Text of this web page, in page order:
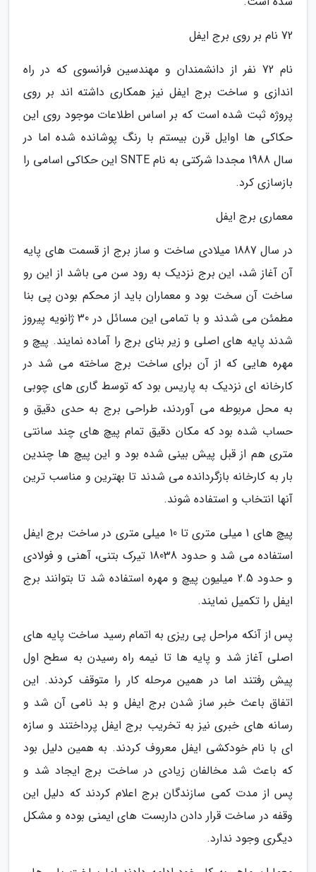
72 نام بر روی برج ایفل
نام 72 نفر از دانشمندان و مهندسین فرانسوی که در راه
اندازی و ساخت برج ایفل نیز همکاری داشته اند بر روی
پروژه ثبت شده است که بر اساس اطلاعات موجود روی این
حکاکی ها اوایل قرن بیستم با رنگ پوشانده شده اما در
سال 1988 مجددا شرکتی به نام SNTE این حکاکی اسامی را
بازسازی کرد.
معماری برج ایفل
در سال 1887 میلادی ساخت و ساز برج از قسمت های پایه
آن آغاز شد، این برج نزدیک به رود سن می باشد از این رو
ساخت آن سخت بود و معماران باید از محکم بودن پی بنا
مطمئن می شدند و با تمامی این مسائل در 30 ژانویه پیروز
شدند پایه های اصلی و زیر بنای برج را آماده نمایند. پیچ و
مهره هایی که از آن برای ساخت برج ساخته می شد در
کارخانه ای نزدیک به پاریس بود که توسط گاری های چوبی
به محل مربوطه می آوردند، طراحی برج به حدی دقیق و
حساب شده بود که مکان دقیق تمام پیچ های چند سانتی
متری هم از قبل پیش بینی شده بود و این پیچ ها چندین
بار به کارخانه بازگردانده می شدند تا بهترین و مناسب ترین
آنها انتخاب و استفاده شوند.
پیچ های 1 میلی متری تا 10 میلی متری در ساخت برج ایفل
استفاده می شد و حدود 18038 تیرک بتنی، آهنی و فولادی
و حدود 2.5 میلیون پیچ و مهره استفاده شد تا بتوانند برج
ایفل را تکمیل نمایند.
پس از آنکه مراحل پی ریزی به اتمام رسید ساخت پایه های
اصلی آغاز شد و پایه ها تا نیمه راه رسیدن به سطح اول
پیش رفتند اما در همین مرحله کار را متوقف کردند. این
اتفاق باعث خبر ساز شدن برج ایفل و بد نامی آن شد و
رسانه های خبری نیز به تخریب برج ایفل پرداختند و سازه
ای با نام خودکشی ایفل معروف کردند. به همین دلیل بود
که باعث شد مخالفان زیادی در ساخت برج ایجاد شد و
پس از مدت کمی سازندگان برج اعلام کردند که دلیل این
وقفه در ساخت قرار دادن داربست های ایمنی بوده و مشکل
دیگری وجود ندارد.